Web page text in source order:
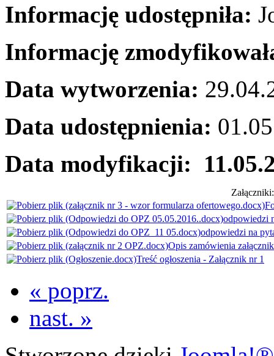
Informację udostępniła:
Informację
Data wytworzenia:
Data udostępnienia:
Data modyfikacji:
Załączniki:
odpowiedzi
odpowiedzi na
Opis zamówienia
Treść ogłoszenia - Załącznik nr 1
« poprz.
nast. »